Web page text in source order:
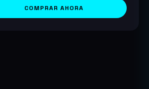
COMPRAR AHORA